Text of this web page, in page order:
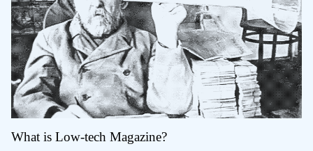
Nieuwsbrief
NTM
What is Low-tech Magazine?